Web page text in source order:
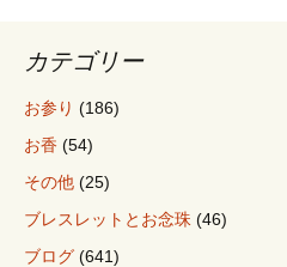
シ
ョ
ン
カテゴリー
お参り (186)
お香 (54)
その他 (25)
ブレスレットとお念珠 (46)
ブログ (641)